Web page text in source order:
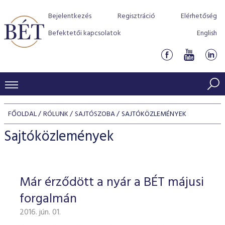
Bejelentkezés Regisztráció
Elérhetőség
Befektetői kapcsolatok
English
KERESKEDÉSI ADATOK
INDEXEK
Jelzáloglevél indexek
Vállalati kötvény indexek
Azonnali Piac
Részvények
Származékos piac
BEFEKTETŐK
Részvény szekció
Hitelpapír szekció
BÉT szabályzatok
Befektetővédelem
Alkalmazott díjstruktúra
Elszámolás
Részvény és vállalati kötvény tőzsdei bevezetését
program
BÉT Xtend - Részvénypiac egyszerűen
TŐZSDETAGOK
Tőzsdetagok, üzletkötők
VENDOROK
FŐOLDAL RÓLUNK SAJTÓSZOBA SAJTÓKÖZLEMÉNYEK
Sajtóközlemények
Már érződött a nyár a BÉT májusi
forgalmán
2016. jún. 01.